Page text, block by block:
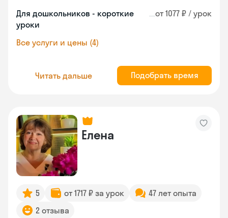
Для дошкольников - короткие
уроки
от 1077 ₽ / урок
Все услуги и цены (4)
Читать дальше Подобрать время
Елена
5 от 1717 ₽ за урок
47 лет опыта
2 отзыва